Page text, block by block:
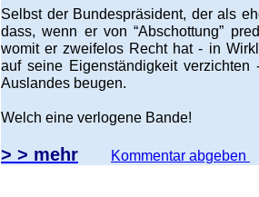
Selbst der Bundespräsident, der als
dass, wenn er von “Abschottung”
womit er zweifelos Recht hat - in
auf seine Eigenständigkeit
Auslandes beugen.
Welch eine verlogene Bande!
> > mehr Kommentar abgeben